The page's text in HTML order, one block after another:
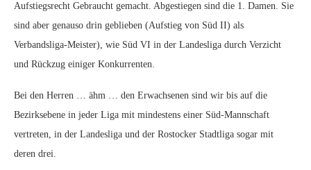
Aufstiegsrecht Gebraucht gemacht. Abgestiegen sind die 1. Damen. Sie
sind aber genauso drin geblieben (Aufstieg von Süd II) als
Verbandsliga-Meister), wie Süd VI in der Landesliga durch Verzicht
und Rückzug einiger Konkurrenten.
Bei den Herren … ähm … den Erwachsenen sind wir bis auf die
Bezirksebene in jeder Liga mit mindestens einer Süd-Mannschaft
vertreten, in der Landesliga und der Rostocker Stadtliga sogar mit
deren drei.